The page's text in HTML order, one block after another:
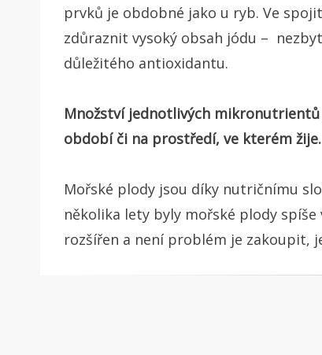
prvků je obdobné jako u ryb. Ve
zdůraznit vysoký obsah jódu –
důležitého antioxidantu.
Množství jednotlivých
období či na prostředí, ve kterém žije.
Mořské plody jsou díky nutričnímu
několika lety byly mořské plody spíše
rozšířen a není problém je zakoupit,